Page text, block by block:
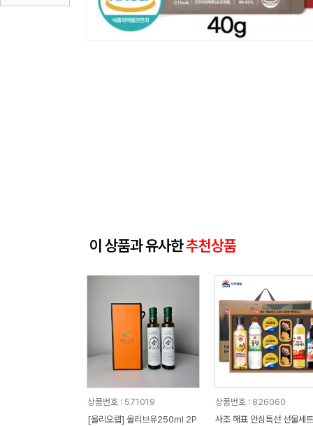
이 상품과 유사한추천상품
상품번호 : 571019
[올리오랩] 올리브유250ml 2P
상품번호 : 826060
사조 해표 안심특선 선물세